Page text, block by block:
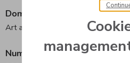
Domaine
Art asiatique ; Céramique asiatique
Numéro d'inventaire